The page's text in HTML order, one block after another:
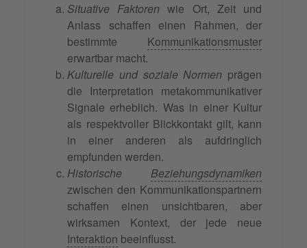
Situative Faktoren wie Ort, Zeit und
Anlass schaffen einen Rahmen, der
bestimmte Kommunikationsmuster
erwartbar macht.
Kulturelle und soziale Normen prägen
die Interpretation metakommunikativer
Signale erheblich. Was in einer Kultur
als respektvoller Blickkontakt gilt, kann
in einer anderen als aufdringlich
empfunden werden.
Historische Beziehungsdynamiken
zwischen den Kommunikationspartnern
schaffen einen unsichtbaren, aber
wirksamen Kontext, der jede neue
Interaktion beeinflusst.